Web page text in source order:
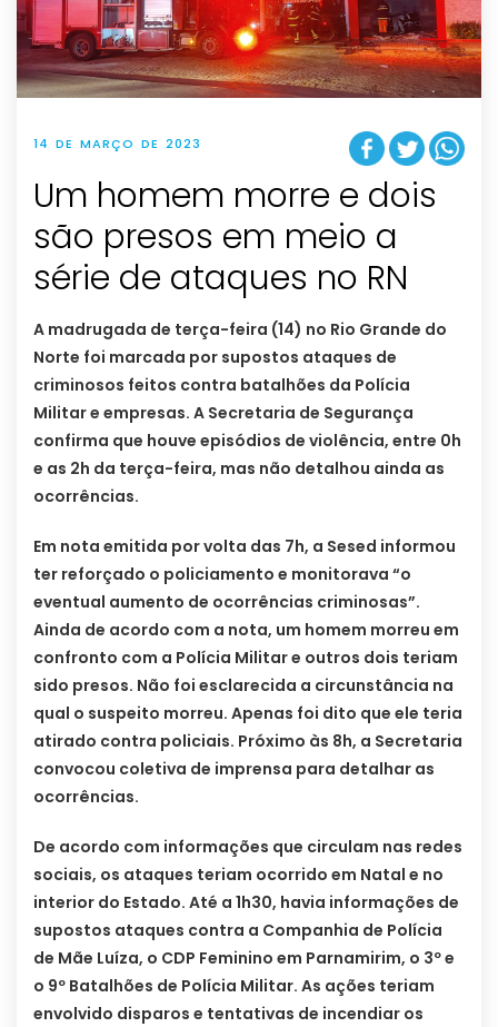
14 DE MARÇO DE 2023
Um homem morre e dois
são presos em meio a
série de ataques no RN
A madrugada de terça-feira (14) no Rio Grande do
Norte foi marcada por supostos ataques de
criminosos feitos contra batalhões da Polícia
Militar e empresas. A Secretaria de Segurança
confirma que houve episódios de violência, entre 0h
e as 2h da terça-feira, mas não detalhou ainda as
ocorrências.
Em nota emitida por volta das 7h, a Sesed informou
ter reforçado o policiamento e monitorava “o
eventual aumento de ocorrências criminosas”.
Ainda de acordo com a nota, um homem morreu em
confronto com a Polícia Militar e outros dois teriam
sido presos. Não foi esclarecida a circunstância na
qual o suspeito morreu. Apenas foi dito que ele teria
atirado contra policiais. Próximo às 8h, a Secretaria
convocou coletiva de imprensa para detalhar as
ocorrências.
De acordo com informações que circulam nas redes
sociais, os ataques teriam ocorrido em Natal e no
interior do Estado. Até a 1h30, havia informações de
supostos ataques contra a Companhia de Polícia
de Mãe Luíza, o CDP Feminino em Parnamirim, o 3º e
o 9º Batalhões de Polícia Militar. As ações teriam
envolvido disparos e tentativas de incendiar os